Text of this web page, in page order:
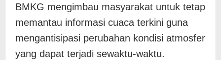
BMKG mengimbau masyarakat untuk tetap
memantau informasi cuaca terkini guna
mengantisipasi perubahan kondisi atmosfer
yang dapat terjadi sewaktu-waktu.